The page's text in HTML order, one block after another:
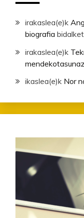
irakaslea(e)k
biografia
irakaslea(e)k
ikaslea(e)k Nor